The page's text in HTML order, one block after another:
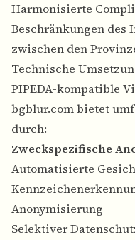
Harmonisierte
Beschränkungen des
zwischen den
Technische
PIPEDA-kompatible
bgblur.com bietet
durch:
Zweckspezifische
Automatisierte
Anonymisierung
Selektiver